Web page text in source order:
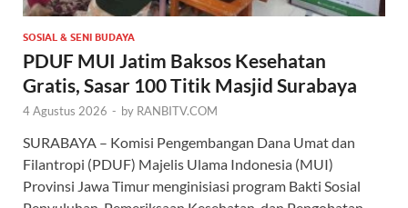
SOSIAL & SENI BUDAYA
PDUF MUI Jatim Baksos Kesehatan
Gratis, Sasar 100 Titik Masjid Surabaya
4 Agustus 2026 - by RANBITV.COM
SURABAYA – Komisi Pengembangan Dana Umat dan
Filantropi (PDUF) Majelis Ulama Indonesia (MUI)
Provinsi Jawa Timur menginisiasi program Bakti Sosial